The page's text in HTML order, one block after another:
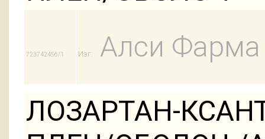
723742456/1 Изг:
Алси
ЛОЗАРТАН-